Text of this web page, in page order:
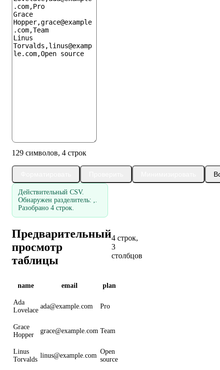
129 символов, 4 строк
Действительный CSV.
Обнаружен разделитель: ,.
Разобрано 4 строк.
Предварительный
просмотр
таблицы
4 строк,
3
столбцов
name email plan
Ada
Lovelace
ada@example.com Pro
Grace
Hopper
grace@example.com Team
Linus
Torvalds
linus@example.com
Open
source